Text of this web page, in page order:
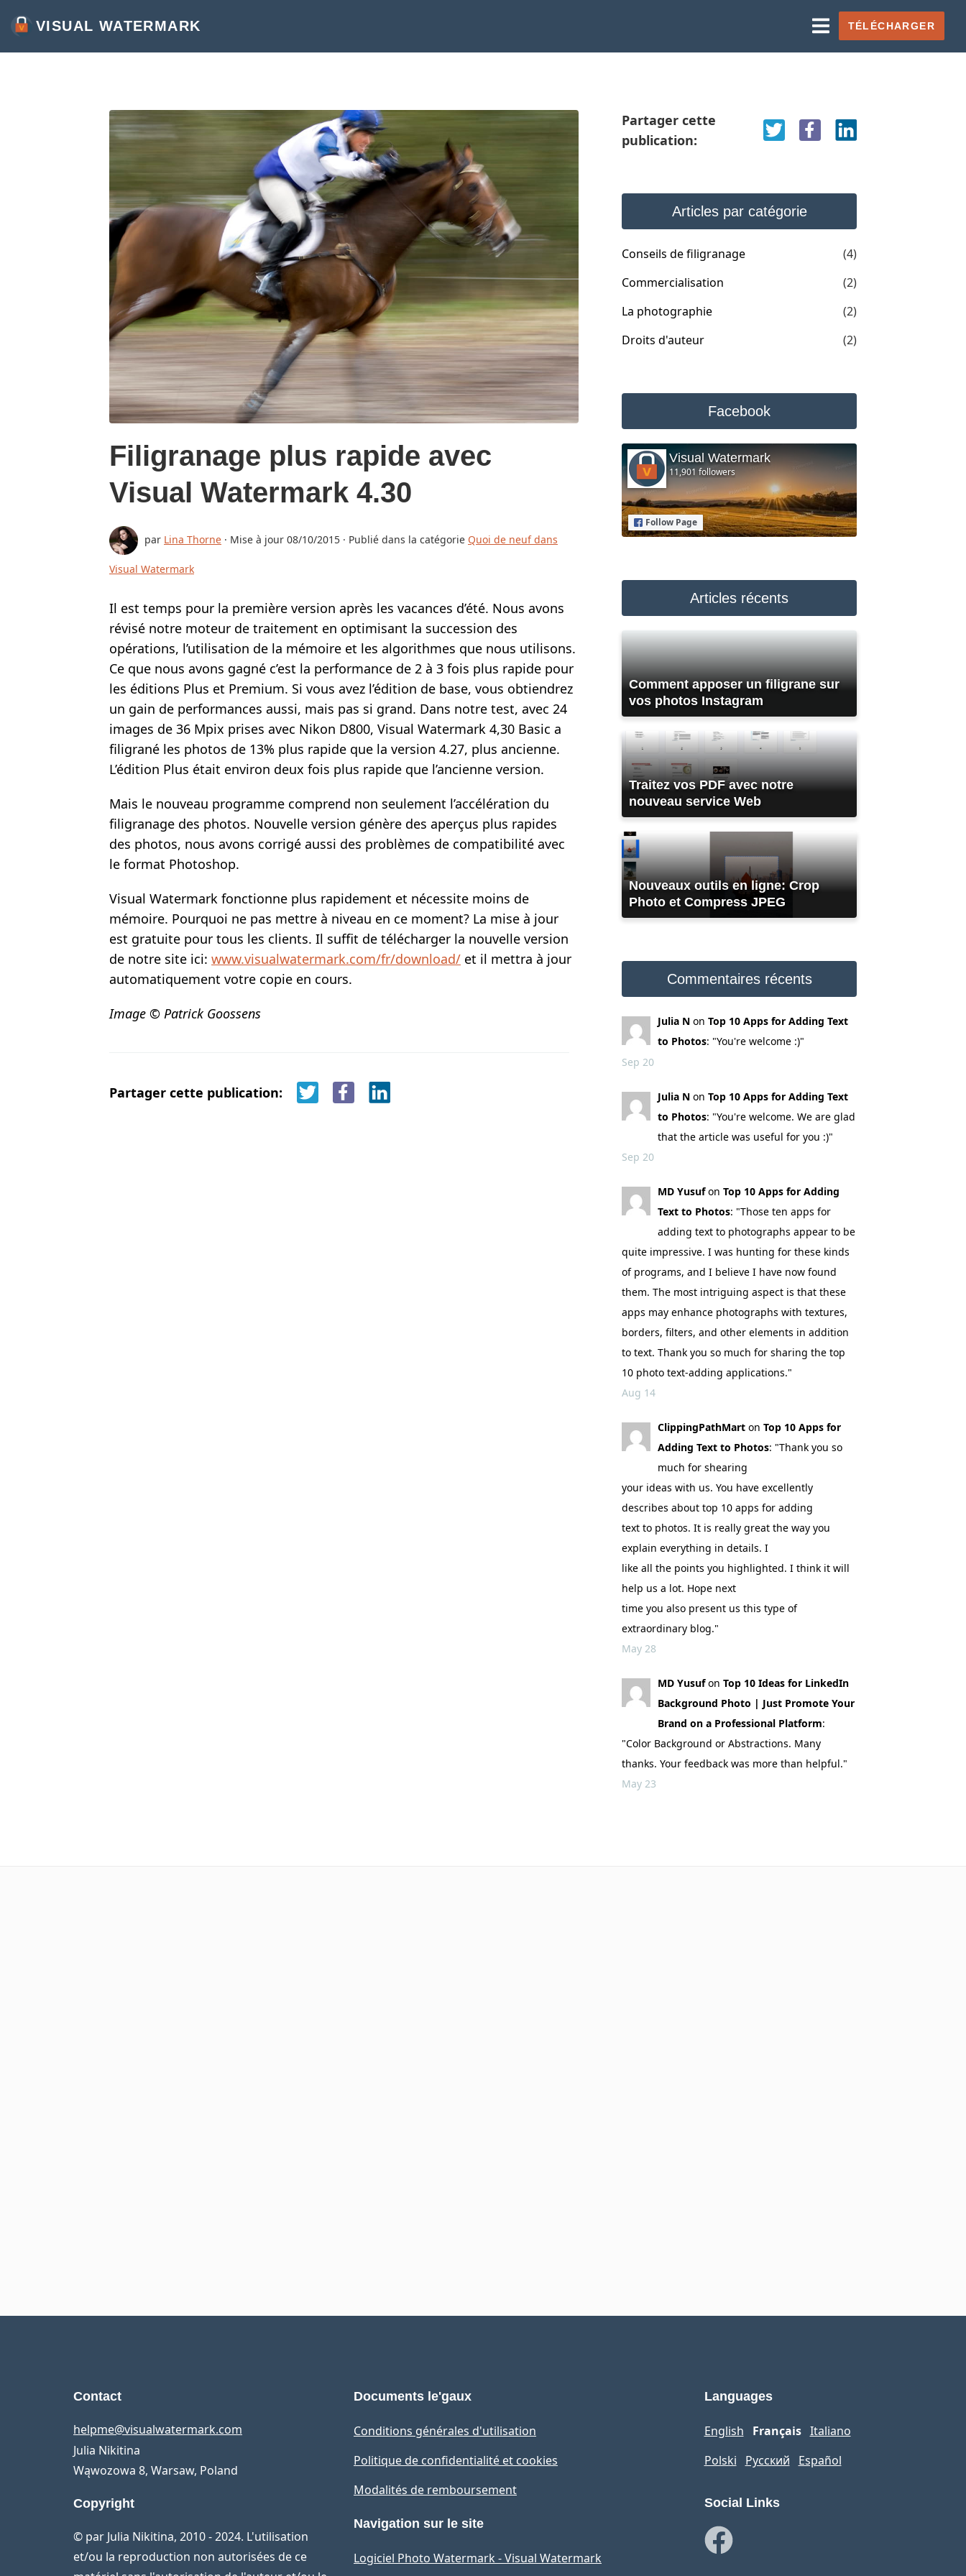
VISUAL WATERMARK TÉLÉCHARGER
AJOUTER UN FILIGRANE PHOTO
AJOUTER UN FILIGRANE AU PDF
PLUS D'OUTILS:
RECADRER LES IMAGES
COMPRESSER DES PHOTOS
REDIMENSIONNER LES IMAGES
AJOUTER DU TEXTE SUR UNE PHOTO
CONVERTIR EN JPG
FLOUTER LES IMAGES
CONTACTEZ NOUS
COMMENT FAIRE UN FILIGRANE SUR DES PHOTOS
COMMENT CRÉER DES FILIGRANES SUR DES VIDÉOS
TÉLÉCHARGER
Filigranage plus rapide avec
Visual Watermark 4.30
par Lina Thorne · Mise à jour 08/10/2015 · Publié dans la catégorie Quoi de neuf dans
Visual Watermark
Il est temps pour la première version après les vacances d’été. Nous avons
révisé notre moteur de traitement en optimisant la succession des
opérations, l’utilisation de la mémoire et les algorithmes que nous utilisons.
Ce que nous avons gagné c’est la performance de 2 à 3 fois plus rapide pour
les éditions Plus et Premium. Si vous avez l’édition de base, vous obtiendrez
un gain de performances aussi, mais pas si grand. Dans notre test, avec 24
images de 36 Mpix prises avec Nikon D800, Visual Watermark 4,30 Basic a
filigrané les photos de 13% plus rapide que la version 4.27, plus ancienne.
L’édition Plus était environ deux fois plus rapide que l’ancienne version.
Mais le nouveau programme comprend non seulement l’accélération du
filigranage des photos. Nouvelle version génère des aperçus plus rapides
des photos, nous avons corrigé aussi des problèmes de compatibilité avec
le format Photoshop.
Visual Watermark fonctionne plus rapidement et nécessite moins de
mémoire. Pourquoi ne pas mettre à niveau en ce moment? La mise à jour
est gratuite pour tous les clients. Il suffit de télécharger la nouvelle version
de notre site ici: www.visualwatermark.com/fr/download/ et il mettra à jour
automatiquement votre copie en cours.
Image © Patrick Goossens
Partager cette publication:
Partager cette
publication:
Articles par catégorie
Conseils de filigranage
(4)
Commercialisation
(2)
La photographie
(2)
Droits d'auteur
(2)
Facebook
Visual Watermark
11,901 followers
Follow Page
Articles récents
Comment apposer un filigrane sur
vos photos Instagram
Traitez vos PDF avec notre
nouveau service Web
Nouveaux outils en ligne: Crop
Photo et Compress JPEG
Commentaires récents
Julia N onTop 10 Apps for Adding Text
to Photos: "You're welcome :)"
Sep 20
Julia N onTop 10 Apps for Adding Text
to Photos: "You're welcome. We are glad
that the article was useful for you :)"
Sep 20
MD YusufonTop 10 Apps for Adding
Text to Photos: "Those ten apps for
adding text to photographs appear to be
quite impressive. I was hunting for these kinds
of programs, and I believe I have now found
them. The most intriguing aspect is that these
apps may enhance photographs with textures,
borders, filters, and other elements in addition
to text. Thank you so much for sharing the top
10 photo text-adding applications."
Aug 14
ClippingPathMart onTop 10 Apps for
Adding Text to Photos: "Thank you so
much for shearing
your ideas with us. You have excellently
describes about top 10 apps for adding
text to photos. It is really great the way you
explain everything in details. I
like all the points you highlighted. I think it will
help us a lot. Hope next
time you also present us this type of
extraordinary blog."
May 28
MD YusufonTop 10 Ideas for LinkedIn
Background Photo | Just Promote Your
Brand on a Professional Platform:
"Color Background or Abstractions. Many
thanks. Your feedback was more than helpful."
May 23
Contact
helpme@visualwatermark.com
Julia Nikitina
Wąwozowa 8, Warsaw, Poland
Copyright
© par Julia Nikitina, 2010 - 2024. L'utilisation
et/ou la reproduction non autorisées de ce
Documents le'gaux
Conditions générales d'utilisation
Politique de confidentialité et cookies
Modalités de remboursement
Navigation sur le site
Logiciel Photo Watermark - Visual Watermark
Languages
English Français Italiano
Polski
Русский Español
Social Links